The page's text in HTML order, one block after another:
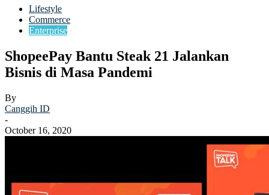
Lifestyle
Commerce
Enterprise
ShopeePay Bantu Steak 21 Jalankan
Bisnis di Masa Pandemi
By
Canggih ID
-
October 16, 2020